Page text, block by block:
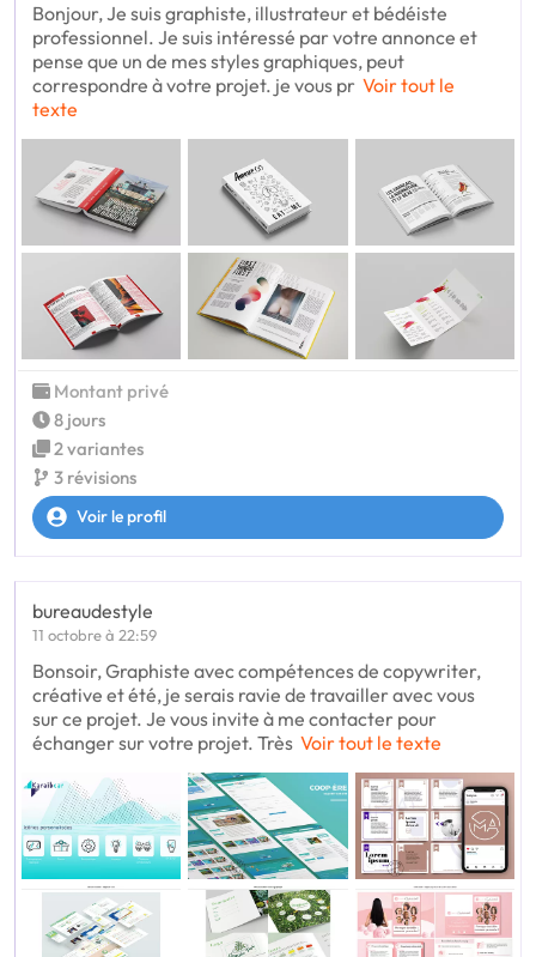
Bonjour, Je suis graphiste, illustrateur et bédéiste
professionnel. Je suis intéressé par votre annonce et
pense que un de mes styles graphiques, peut
correspondre à votre projet. je vous pr Voir tout le
texte
Montant privé
8 jours
2 variantes
3 révisions
Voir le profil
bureaudestyle
11 octobre à 22:59
Bonsoir, Graphiste avec compétences de copywriter,
créative et été, je serais ravie de travailler avec vous
sur ce projet. Je vous invite à me contacter pour
échanger sur votre projet. Très Voir tout le texte